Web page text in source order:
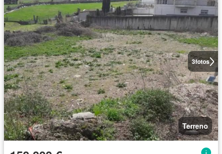
3fotos
Terreno